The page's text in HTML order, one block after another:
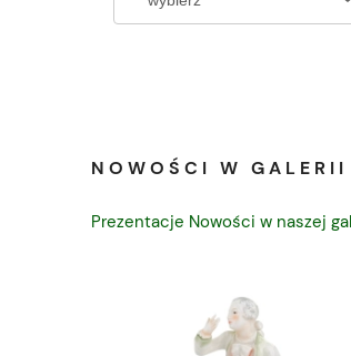
NOWOŚCI W
Prezentacje Nowości w naszej